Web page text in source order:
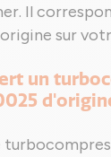
Il
sur
un